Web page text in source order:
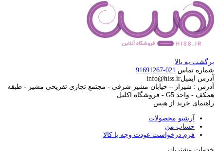
برگشت به بالا
شماره تماس 021-91691267
آدرس ایمیلinfo@hiss.ir
آدرس : شیراز – خیابان مشیر شرقی - مجتمع تجاری تفریحی مشیر - طبقه
همکف - واحد G5 - فروشگاه اکلیل
راهنمای خرید از هیس
آرشیو محصولات
حساب من
فرم درخواست عودت وجه یا کالا